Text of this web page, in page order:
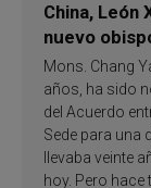
China, León
nuevo
Mons. Chang
años, ha sido
del Acuerdo
Sede para una
llevaba veinte
hoy. Pero